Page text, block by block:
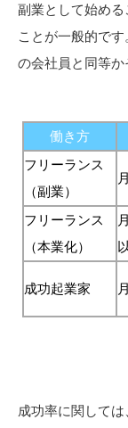
副業として始め
ことが一般的で
の会社員と同等か
働き方
フリーランス
（副業）
フリーランス
（本業化）
成功起業家
成功率に関して